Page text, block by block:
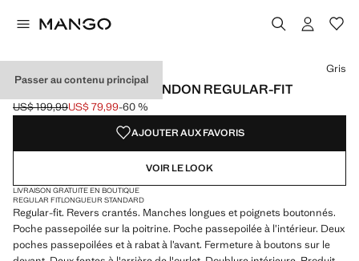
Passer au contenu principal
VESTE DE COSTUME LONDON REGULAR-FIT
Prix initial barré [US$ 199,99 ]
US$ 199,99
Prix actuel [US$ 79,99 ]
US$ 79,99-60 %
Choisissez une couleur
Couleur Bleu marine
Couleur Gris sélectionnée
Gris
AJOUTER AUX FAVORIS
VOIR LE LOOK
LIVRAISON GRATUITE EN BOUTIQUE
REGULAR FITLONGUEUR STANDARD
Regular-fit. Revers crantés. Manches longues et poignets boutonnés.
Poche passepoilée sur la poitrine. Poche passepoilée à l’intérieur. Deux
poches passepoilées et à rabat à l’avant. Fermeture à boutons sur le